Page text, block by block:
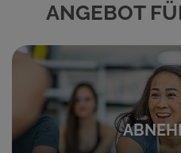
ANGEBOT